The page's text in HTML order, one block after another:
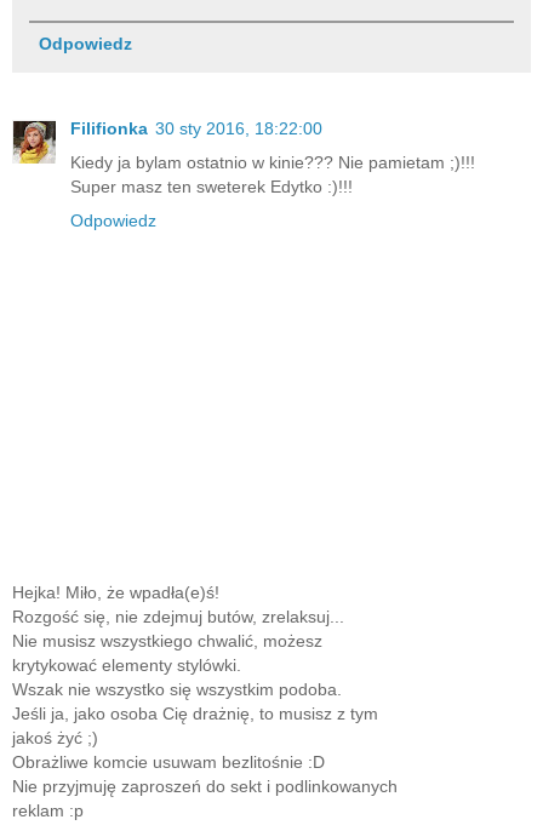
Odpowiedz
Filifionka 30 sty 2016, 18:22:00
Kiedy ja bylam ostatnio w kinie??? Nie pamietam ;)!!!
Super masz ten sweterek Edytko :)!!!
Odpowiedz
Hejka! Miło, że wpadła(e)ś!
Rozgość się, nie zdejmuj butów, zrelaksuj...
Nie musisz wszystkiego chwalić, możesz
krytykować elementy stylówki.
Wszak nie wszystko się wszystkim podoba.
Jeśli ja, jako osoba Cię drażnię, to musisz z tym
jakoś żyć ;)
Obrażliwe komcie usuwam bezlitośnie :D
Nie przyjmuję zaproszeń do sekt i podlinkowanych
reklam :p